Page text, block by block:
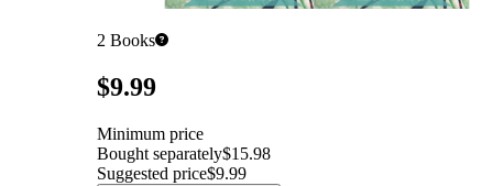
2 Books
Pricing$9.99
Minimum price
Bought separately$15.98
Suggested price$9.99